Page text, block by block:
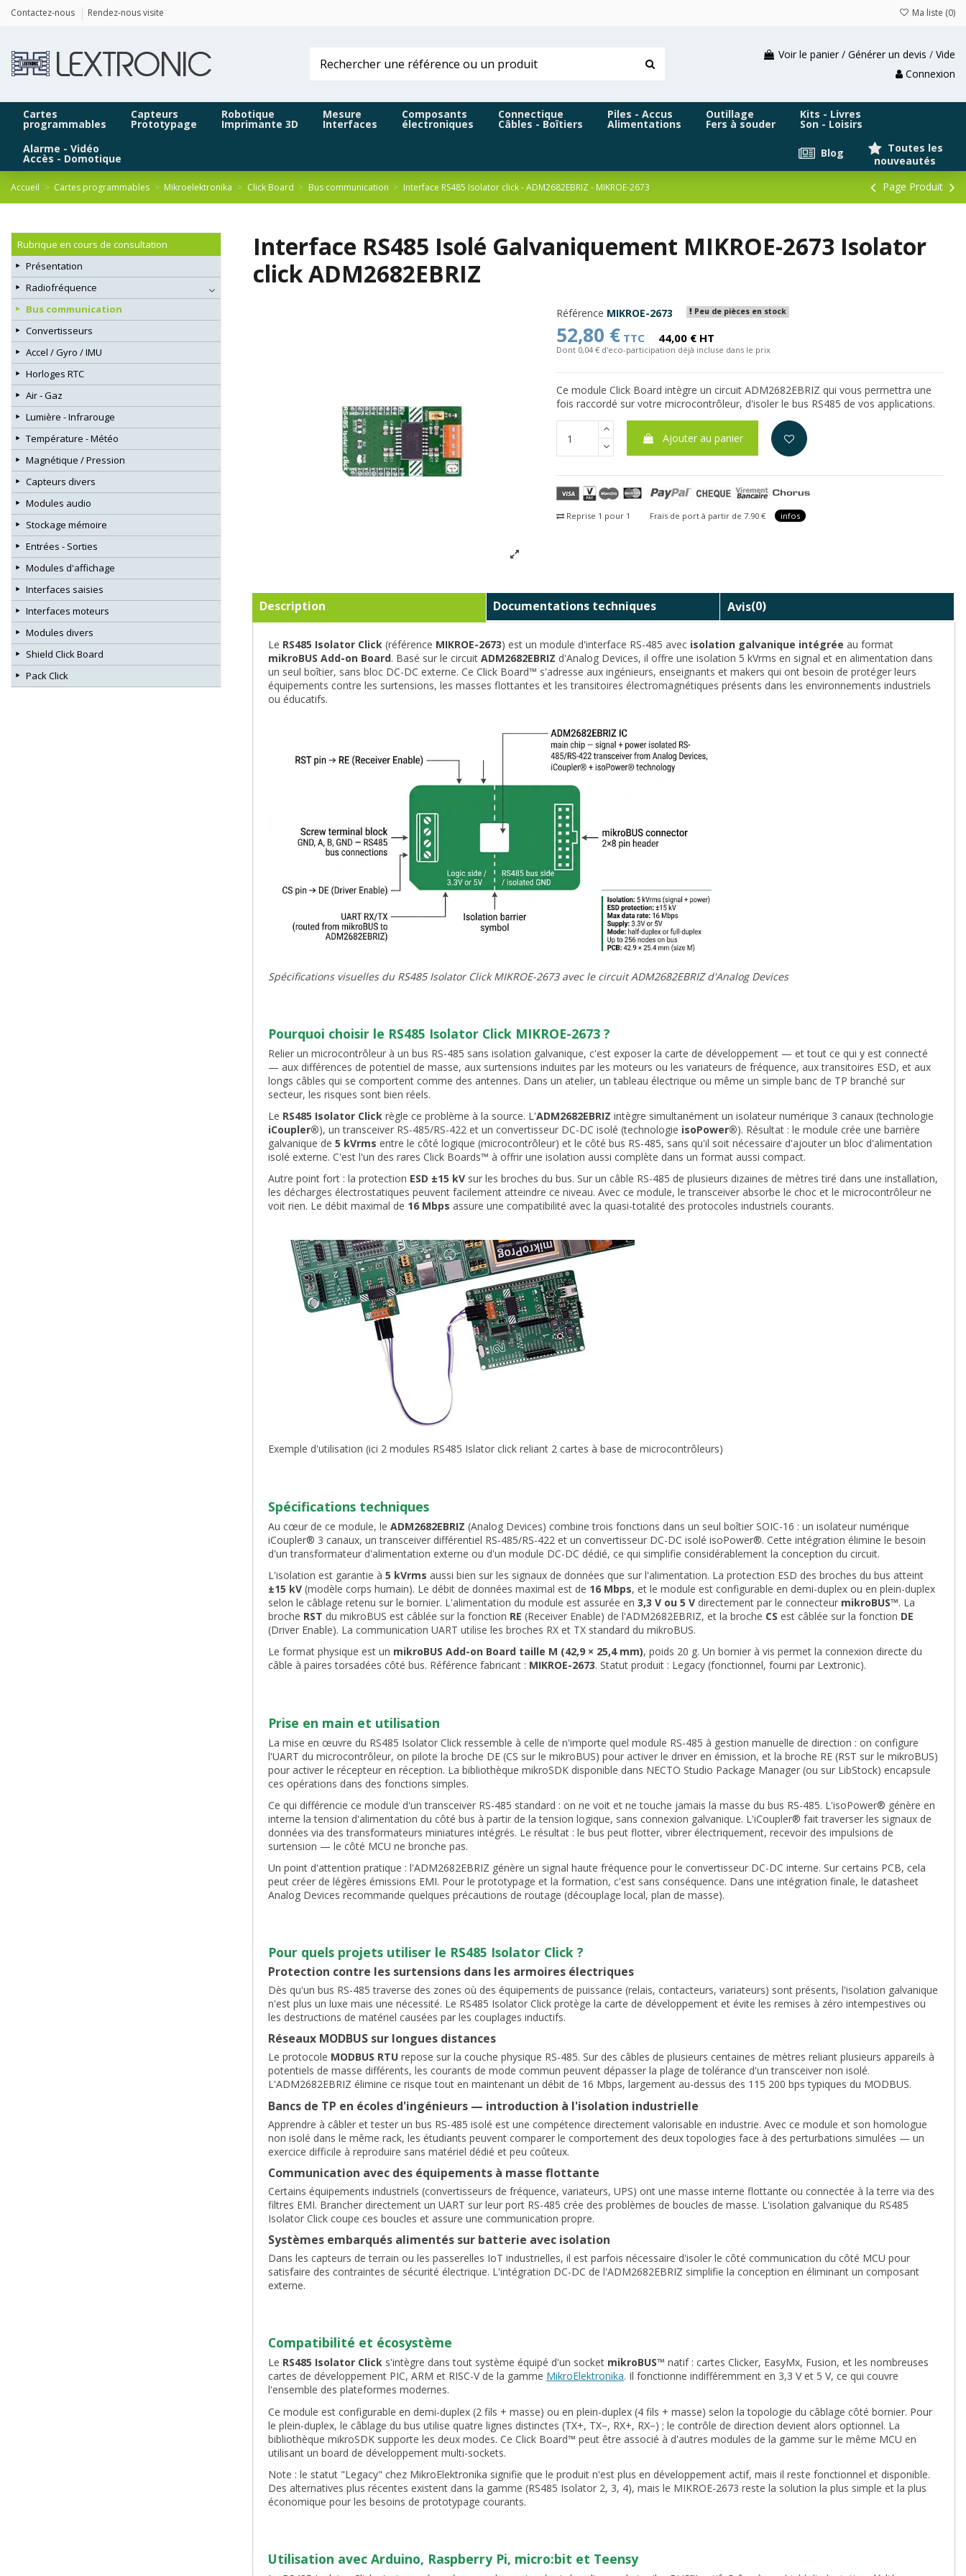
Contactez-nous Rendez-nous visite Ma liste (0)
Voir le panier / Générer un devis / Vide
Connexion
Cartes
programmables
Capteurs
Prototypage
Robotique
Imprimante 3D
Mesure
Interfaces
Composants
électroniques
Connectique
Câbles - Boîtiers
Piles - Accus
Alimentations
Outillage
Fers à souder
Kits - Livres
Son - Loisirs
Alarme - Vidéo
Accès - Domotique
Toutes les
nouveautés
Blog
Accueil Cartes programmables Mikroelektronika Click Board Bus communication Interface RS485 Isolator click - ADM2682EBRIZ - MIKROE-2673 Page Produit
Interface RS485 Isolé Galvaniquement MIKROE-2673 Isolator
click ADM2682EBRIZ
Référence MIKROE-2673 Peu de pièces en stock
52,80 € TTC 44,00 € HT
Dont 0,04 € d'eco-participation déjà incluse dans le prix
Ce module Click Board intègre un circuit ADM2682EBRIZ qui vous permettra une
fois raccordé sur votre microcontrôleur, d'isoler le bus RS485 de vos applications.
Ajouter au panier
Reprise 1 pour 1 Frais de port à partir de 7.90 € infos
Description Documentations techniques Avis(0)
Le RS485 Isolator Click (référence MIKROE-2673) est un module d'interface RS-485 avec isolation galvanique intégrée au format
mikroBUS Add-on Board. Basé sur le circuit ADM2682EBRIZ d'Analog Devices, il offre une isolation 5 kVrms en signal et en alimentation dans
un seul boîtier, sans bloc DC-DC externe. Ce Click Board™ s'adresse aux ingénieurs, enseignants et makers qui ont besoin de protéger leurs
équipements contre les surtensions, les masses flottantes et les transitoires électromagnétiques présents dans les environnements industriels
ou éducatifs.
Spécifications visuelles du RS485 Isolator Click MIKROE-2673 avec le circuit ADM2682EBRIZ d'Analog Devices
Pourquoi choisir le RS485 Isolator Click MIKROE-2673 ?
Relier un microcontrôleur à un bus RS-485 sans isolation galvanique, c'est exposer la carte de développement — et tout ce qui y est connecté
— aux différences de potentiel de masse, aux surtensions induites par les moteurs ou les variateurs de fréquence, aux transitoires ESD, et aux
longs câbles qui se comportent comme des antennes. Dans un atelier, un tableau électrique ou même un simple banc de TP branché sur
secteur, les risques sont bien réels.
Le RS485 Isolator Click règle ce problème à la source. L'ADM2682EBRIZ intègre simultanément un isolateur numérique 3 canaux (technologie
iCoupler®), un transceiver RS-485/RS-422 et un convertisseur DC-DC isolé (technologie isoPower®). Résultat : le module crée une barrière
galvanique de 5 kVrms entre le côté logique (microcontrôleur) et le côté bus RS-485, sans qu'il soit nécessaire d'ajouter un bloc d'alimentation
isolé externe. C'est l'un des rares Click Boards™ à offrir une isolation aussi complète dans un format aussi compact.
Autre point fort : la protection ESD ±15 kV sur les broches du bus. Sur un câble RS-485 de plusieurs dizaines de mètres tiré dans une installation,
les décharges électrostatiques peuvent facilement atteindre ce niveau. Avec ce module, le transceiver absorbe le choc et le microcontrôleur ne
voit rien. Le débit maximal de 16 Mbps assure une compatibilité avec la quasi-totalité des protocoles industriels courants.
Exemple d'utilisation (ici 2 modules RS485 Islator click reliant 2 cartes à base de microcontrôleurs)
Spécifications techniques
Au cœur de ce module, le ADM2682EBRIZ (Analog Devices) combine trois fonctions dans un seul boîtier SOIC-16 : un isolateur numérique
iCoupler® 3 canaux, un transceiver différentiel RS-485/RS-422 et un convertisseur DC-DC isolé isoPower®. Cette intégration élimine le besoin
d'un transformateur d'alimentation externe ou d'un module DC-DC dédié, ce qui simplifie considérablement la conception du circuit.
L'isolation est garantie à 5 kVrms aussi bien sur les signaux de données que sur l'alimentation. La protection ESD des broches du bus atteint
±15 kV (modèle corps humain). Le débit de données maximal est de 16 Mbps, et le module est configurable en demi-duplex ou en plein-duplex
selon le câblage retenu sur le bornier. L'alimentation du module est assurée en 3,3 V ou 5 V directement par le connecteur mikroBUS™. La
broche RST du mikroBUS est câblée sur la fonction RE (Receiver Enable) de l'ADM2682EBRIZ, et la broche CS est câblée sur la fonction DE
(Driver Enable). La communication UART utilise les broches RX et TX standard du mikroBUS.
Le format physique est un mikroBUS Add-on Board taille M (42,9 × 25,4 mm), poids 20 g. Un bornier à vis permet la connexion directe du
câble à paires torsadées côté bus. Référence fabricant : MIKROE-2673. Statut produit : Legacy (fonctionnel, fourni par Lextronic).
Prise en main et utilisation
La mise en œuvre du RS485 Isolator Click ressemble à celle de n'importe quel module RS-485 à gestion manuelle de direction : on configure
l'UART du microcontrôleur, on pilote la broche DE (CS sur le mikroBUS) pour activer le driver en émission, et la broche RE (RST sur le mikroBUS)
pour activer le récepteur en réception. La bibliothèque mikroSDK disponible dans NECTO Studio Package Manager (ou sur LibStock) encapsule
ces opérations dans des fonctions simples.
Ce qui différencie ce module d'un transceiver RS-485 standard : on ne voit et ne touche jamais la masse du bus RS-485. L'isoPower® génère en
interne la tension d'alimentation du côté bus à partir de la tension logique, sans connexion galvanique. L'iCoupler® fait traverser les signaux de
données via des transformateurs miniatures intégrés. Le résultat : le bus peut flotter, vibrer électriquement, recevoir des impulsions de
surtension — le côté MCU ne bronche pas.
Un point d'attention pratique : l'ADM2682EBRIZ génère un signal haute fréquence pour le convertisseur DC-DC interne. Sur certains PCB, cela
peut créer de légères émissions EMI. Pour le prototypage et la formation, c'est sans conséquence. Dans une intégration finale, le datasheet
Analog Devices recommande quelques précautions de routage (découplage local, plan de masse).
Pour quels projets utiliser le RS485 Isolator Click ?
Protection contre les surtensions dans les armoires électriques
Dès qu'un bus RS-485 traverse des zones où des équipements de puissance (relais, contacteurs, variateurs) sont présents, l'isolation galvanique
n'est plus un luxe mais une nécessité. Le RS485 Isolator Click protège la carte de développement et évite les remises à zéro intempestives ou
les destructions de matériel causées par les couplages inductifs.
Réseaux MODBUS sur longues distances
Le protocole MODBUS RTU repose sur la couche physique RS-485. Sur des câbles de plusieurs centaines de mètres reliant plusieurs appareils à
potentiels de masse différents, les courants de mode commun peuvent dépasser la plage de tolérance d'un transceiver non isolé.
L'ADM2682EBRIZ élimine ce risque tout en maintenant un débit de 16 Mbps, largement au-dessus des 115 200 bps typiques du MODBUS.
Bancs de TP en écoles d'ingénieurs — introduction à l'isolation industrielle
Apprendre à câbler et tester un bus RS-485 isolé est une compétence directement valorisable en industrie. Avec ce module et son homologue
non isolé dans le même rack, les étudiants peuvent comparer le comportement des deux topologies face à des perturbations simulées — un
exercice difficile à reproduire sans matériel dédié et peu coûteux.
Communication avec des équipements à masse flottante
Certains équipements industriels (convertisseurs de fréquence, variateurs, UPS) ont une masse interne flottante ou connectée à la terre via des
filtres EMI. Brancher directement un UART sur leur port RS-485 crée des problèmes de boucles de masse. L'isolation galvanique du RS485
Isolator Click coupe ces boucles et assure une communication propre.
Systèmes embarqués alimentés sur batterie avec isolation
Dans les capteurs de terrain ou les passerelles IoT industrielles, il est parfois nécessaire d'isoler le côté communication du côté MCU pour
satisfaire des contraintes de sécurité électrique. L'intégration DC-DC de l'ADM2682EBRIZ simplifie la conception en éliminant un composant
externe.
Compatibilité et écosystème
Le RS485 Isolator Click s'intègre dans tout système équipé d'un socket mikroBUS™ natif : cartes Clicker, EasyMx, Fusion, et les nombreuses
cartes de développement PIC, ARM et RISC-V de la gamme MikroElektronika. Il fonctionne indifféremment en 3,3 V et 5 V, ce qui couvre
l'ensemble des plateformes modernes.
Ce module est configurable en demi-duplex (2 fils + masse) ou en plein-duplex (4 fils + masse) selon la topologie du câblage côté bornier. Pour
le plein-duplex, le câblage du bus utilise quatre lignes distinctes (TX+, TX−, RX+, RX−) ; le contrôle de direction devient alors optionnel. La
bibliothèque mikroSDK supporte les deux modes. Ce Click Board™ peut être associé à d'autres modules de la gamme sur le même MCU en
utilisant un board de développement multi-sockets.
Note : le statut "Legacy" chez MikroElektronika signifie que le produit n'est plus en développement actif, mais il reste fonctionnel et disponible.
Des alternatives plus récentes existent dans la gamme (RS485 Isolator 2, 3, 4), mais le MIKROE-2673 reste la solution la plus simple et la plus
économique pour les besoins de prototypage courants.
Utilisation avec Arduino, Raspberry Pi, micro:bit et Teensy
Rubrique en cours de consultation
Présentation
Radiofréquence
Bus communication
Convertisseurs
Accel / Gyro / IMU
Horloges RTC
Air - Gaz
Lumière - Infrarouge
Température - Météo
Magnétique / Pression
Capteurs divers
Modules audio
Stockage mémoire
Entrées - Sorties
Modules d'affichage
Interfaces saisies
Interfaces moteurs
Modules divers
Shield Click Board
Pack Click
Panneau de gestion des cookies